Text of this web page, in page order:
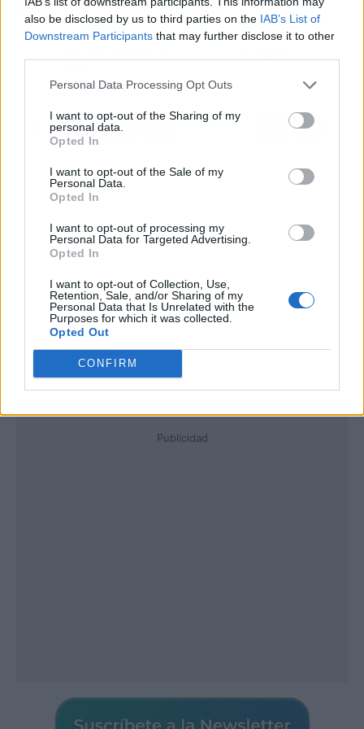
also be disclosed by us to third parties on the IAB’s List of
Downstream Participants that may further disclose it to other
Personal Data Processing Opt Outs
I want to opt-out of the Sharing of my
personal data.
Opted In
I want to opt-out of the Sale of my
Personal Data.
Opted In
I want to opt-out of processing my
Personal Data for Targeted Advertising.
Opted In
I want to opt-out of Collection, Use,
Retention, Sale, and/or Sharing of my
Personal Data that Is Unrelated with the
Purposes for which it was collected.
Opted Out
CONFIRM
insomnio con la
melatonina?, la solución
Cashlogy permite ganar
tranquilidad y tiempo a
Publicidad